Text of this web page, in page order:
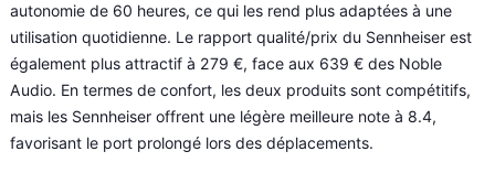
autonomie de 60 heures, ce qui les rend plus adaptées à une
utilisation quotidienne. Le rapport qualité/prix du Sennheiser est
également plus attractif à 279 €, face aux 639 € des Noble
Audio. En termes de confort, les deux produits sont compétitifs,
mais les Sennheiser offrent une légère meilleure note à 8.4,
favorisant le port prolongé lors des déplacements.